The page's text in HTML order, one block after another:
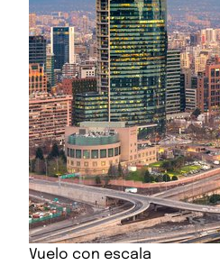
Vuelo con escala